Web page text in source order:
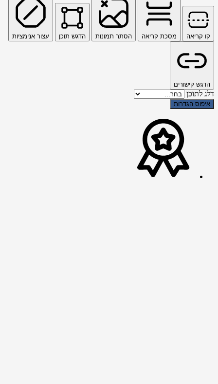
קו קריאה מסכת קריאה הסתר תמונות הדגש תוכן עצור אנימציות
הדגש קישורים
דלג לתוכן
איפוס הגדרות